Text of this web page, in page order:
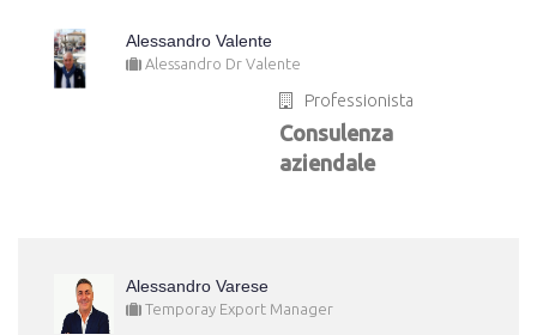
Alessandro Valente
Alessandro Dr Valente
Professionista
Consulenza
aziendale
Alessandro Varese
Temporay Export Manager